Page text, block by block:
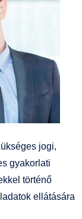
jogi,
gyakorlati
történő
ellátására